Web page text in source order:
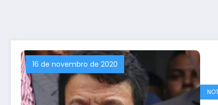
16 de novembro de 2020